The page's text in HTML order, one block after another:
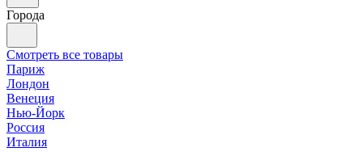
Города
Смотреть все товары
Париж
Лондон
Венеция
Нью-Йорк
Россия
Италия